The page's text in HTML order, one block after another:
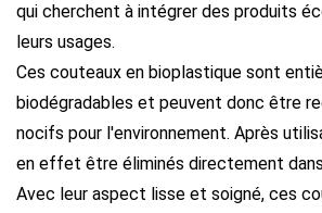
qui cherchent à intégrer des produits
leurs usages.
Ces couteaux en bioplastique sont
biodégradables et peuvent donc être
nocifs pour l'environnement. Après
en effet être éliminés directement
Avec leur aspect lisse et soigné, ces